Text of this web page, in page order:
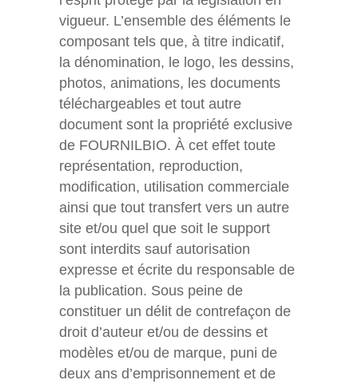
vigueur. L’ensemble des éléments le
composant tels que, à titre indicatif,
la dénomination, le logo, les dessins,
photos, animations, les documents
téléchargeables et tout autre
document sont la propriété exclusive
de FOURNILBIO. À cet effet toute
représentation, reproduction,
modification, utilisation commerciale
ainsi que tout transfert vers un autre
site et/ou quel que soit le support
sont interdits sauf autorisation
expresse et écrite du responsable de
la publication. Sous peine de
constituer un délit de contrefaçon de
droit d’auteur et/ou de dessins et
modèles et/ou de marque, puni de
deux ans d’emprisonnement et de